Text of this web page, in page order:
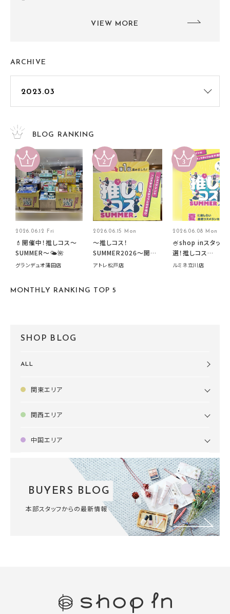
VIEW MORE
ARCHIVE
BLOG RANKING
2026.06.12 Fri
💄開催中！推しコス〜
SUMMER〜🌤️🌺
グランデュオ蒲田店
2026.06.15 Mon
～推しコス！
SUMMER2026～開催
中です！
アトレ松戸店
2026.06.08 Mon
🍧shop inスタッフ
選！推しコス
summer2026開催
ルミネ立川店
MONTHLY RANKING TOP 5
SHOP BLOG
ALL
関東エリア
関西エリア
中国エリア
BUYERS BLOG
本部スタッフからの最新情報